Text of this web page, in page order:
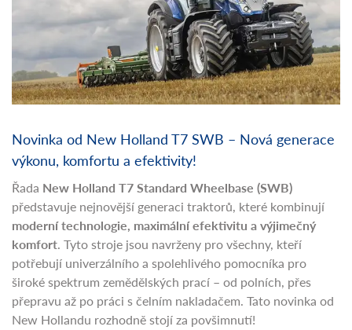
Novinka od New Holland T7 SWB – Nová generace
výkonu, komfortu a efektivity!
Řada New Holland T7 Standard Wheelbase (SWB)
představuje nejnovější generaci traktorů, které kombinují
moderní technologie, maximální efektivitu a výjimečný
komfort. Tyto stroje jsou navrženy pro všechny, kteří
potřebují univerzálního a spolehlivého pomocníka pro
široké spektrum zemědělských prací – od polních, přes
přepravu až po práci s čelním nakladačem. Tato novinka od
New Hollandu rozhodně stojí za povšimnutí!